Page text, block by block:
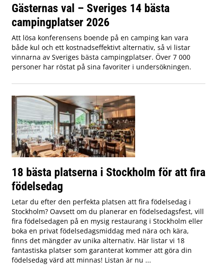
Gästernas val – Sveriges 14 bästa
campingplatser 2026
Att lösa konferensens boende på en camping kan vara
både kul och ett kostnadseffektivt alternativ, så vi listar
vinnarna av Sveriges bästa campingplatser. Över 7 000
personer har röstat på sina favoriter i undersökningen.
18 bästa platserna i Stockholm för att fira
födelsedag
Letar du efter den perfekta platsen att fira födelsedag i
Stockholm? Oavsett om du planerar en födelsedagsfest, vill
fira födelsedagen på en mysig restaurang i Stockholm eller
boka en privat födelsedagsmiddag med nära och kära,
finns det mängder av unika alternativ. Här listar vi 18
fantastiska platser som garanterat kommer att göra din
födelsedag värd att minnas! Listan är nu ...